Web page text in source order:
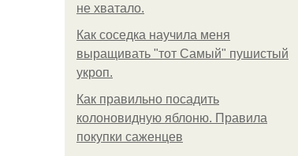
не хватало.
Как соседка научила меня
выращивать "тот Самый" пушистый
укроп.
Как правильно посадить
колоновидную яблоню. Правила
покупки саженцев